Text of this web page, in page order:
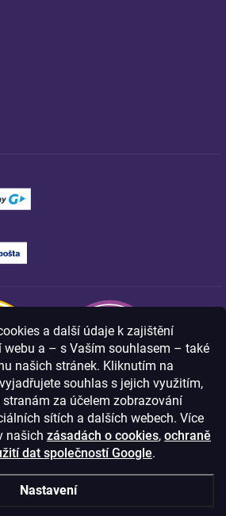
a další údaje k zajištění
a – s Vaším souhlasem – také
našich stránek. Kliknutím na
souhlas s jejich využitím,
za účelem zobrazování
sítích a dalších webech. Více
našich zásadách o cookies, ochraně
dat společností Google.
Nastavení
Nakupujte na FOA bezpečně a bez obav.
Díky HTTPS protokolu jsou Vaše citlivá
data v naprostém bezpečí.
2026Westlogic s.r.o.,
267/29, Opava, 746 01